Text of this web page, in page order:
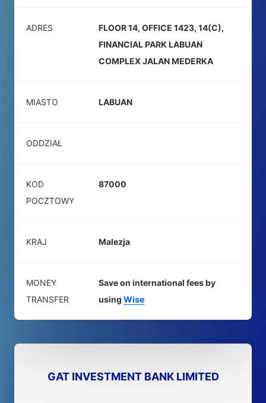
ADRES
FLOOR 14, OFFICE 1423, 14(C),
FINANCIAL PARK LABUAN
COMPLEX JALAN MEDERKA
MIASTO LABUAN
ODDZIAŁ
KOD
POCZTOWY
87000
KRAJ Malezja
MONEY
TRANSFER
Save on international fees by
using Wise
GAT INVESTMENT BANK LIMITED